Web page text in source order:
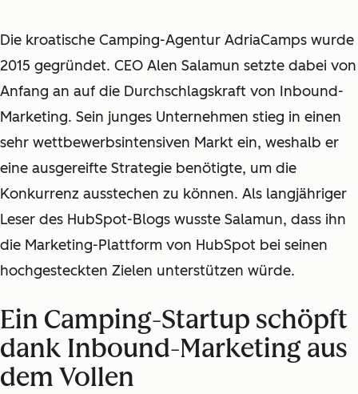
Die kroatische Camping-Agentur AdriaCamps wurde
2015 gegründet. CEO Alen Salamun setzte dabei von
Anfang an auf die Durchschlagskraft von Inbound-
Marketing. Sein junges Unternehmen stieg in einen
sehr wettbewerbsintensiven Markt ein, weshalb er
eine ausgereifte Strategie benötigte, um die
Konkurrenz ausstechen zu können. Als langjähriger
Leser des HubSpot-Blogs wusste Salamun, dass ihn
die Marketing-Plattform von HubSpot bei seinen
hochgesteckten Zielen unterstützen würde.
Ein Camping-Startup schöpft
dank Inbound-Marketing aus
dem Vollen